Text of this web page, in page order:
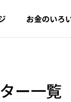
お金のいろ
ー一覧